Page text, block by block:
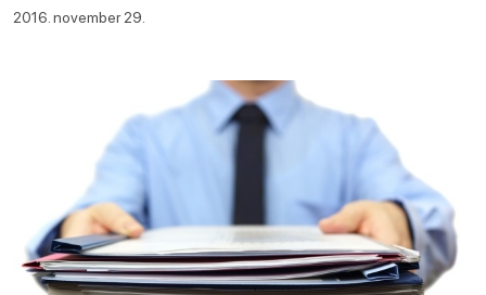
2016. november 29.